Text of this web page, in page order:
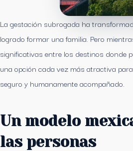
La gestación subrogada ha
logrado formar una familia. Pero
significativas entre los destinos donde
una opción cada vez más atractiva
seguro y humanamente acompañado.
Un modelo
las personas